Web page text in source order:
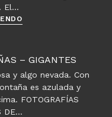
El…
Fotos
Montañas
Lago
– GIGANTES
y algo nevada. Con
es azulada y
FOTOGRAFÍAS
DE…